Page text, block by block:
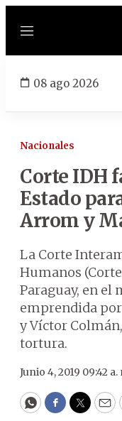
Menú
08 ago 2026
Nacionales
Corte IDH
Estado
Arrom y
La Corte
Humanos
Paraguay, en el
emprendida
y Víctor
tortura.
Junio 4, 2019 09:42 a.
WhatsApp
Facebook